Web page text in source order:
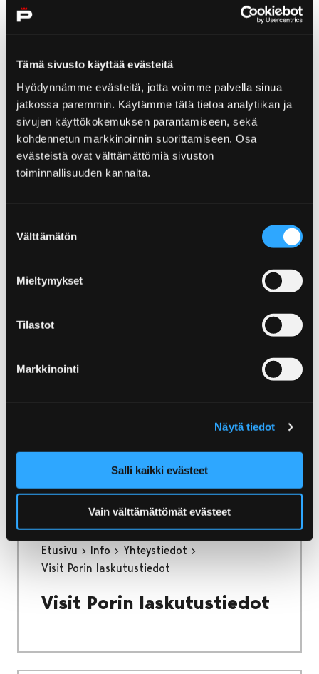
Tämä sivusto käyttää evästeitä
Hyödynnämme evästeitä, jotta voimme palvella sinua
jatkossa paremmin. Käytämme tätä tietoa analytiikan ja
sivujen käyttökokemuksen parantamiseen, sekä
kohdennetun markkinoinnin suorittamiseen. Osa
evästeistä ovat välttämättömiä sivuston
toiminnallisuuden kannalta.
valinta
Välttämätön
Mieltymykset
Tilastot
Markkinointi
Näytä tiedot
Salli kaikki evästeet
Vain välttämättömät evästeet
Etusivu
Kirjurinluoto
Kirjurinluodon frisbeegolfpuisto
Kirjurinluodon
frisbeegolfpuisto
keskustan kupeessa, pääsee myös pelaamaan
frisbeegolfia!
Etusivu
Luonto ja retkeily Yyterissä
Yyterin luontotornit
luontotorneilla pääsee ihastelemaan lintujen
suosimia niitty- ja lietealueita, ruovikoita sekä
Etusivu Info
Yhteystiedot
Visit Porin laskutustiedot
Visit Porin laskutustiedot